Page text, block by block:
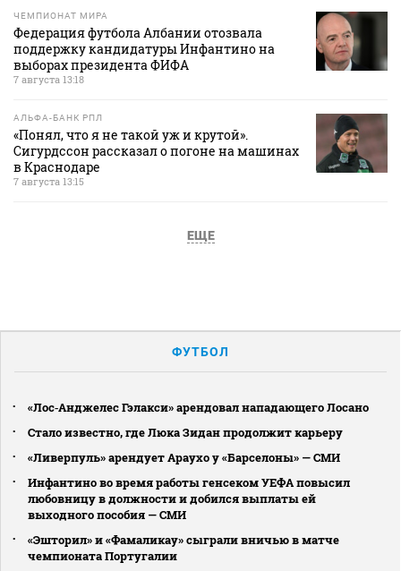
ЧЕМПИОНАТ МИРА
Федерация футбола Албании отозвала
поддержку кандидатуры Инфантино на
выборах президента ФИФА
7 августа 13:18
АЛЬФА-БАНК РПЛ
«Понял, что я не такой уж и крутой».
Сигурдссон рассказал о погоне на машинах
в Краснодаре
7 августа 13:15
ЕЩЕ
ФУТБОЛ
«Лос‑Анджелес Гэлакси» арендовал нападающего Лосано
Стало известно, где Люка Зидан продолжит карьеру
«Ливерпуль» арендует Араухо у «Барселоны» — СМИ
Инфантино во время работы генсеком УЕФА повысил
любовницу в должности и добился выплаты ей
выходного пособия — СМИ
«Эшторил» и «Фамаликау» сыграли вничью в матче
чемпионата Португалии